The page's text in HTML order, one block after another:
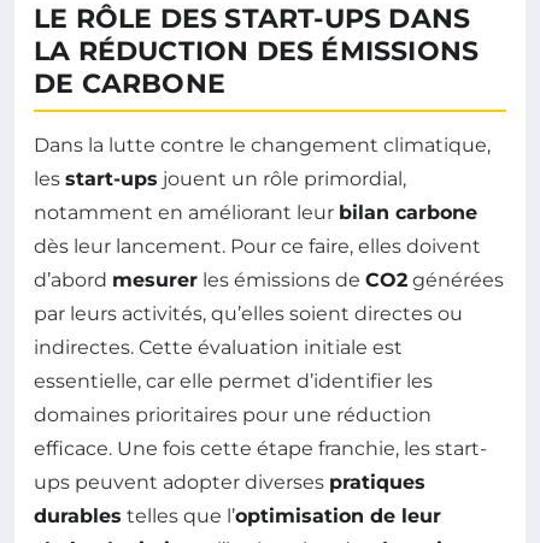
LE RÔLE DES START-UPS DANS
LA RÉDUCTION DES ÉMISSIONS
DE CARBONE
Dans la lutte contre le changement climatique,
les start-ups jouent un rôle primordial,
notamment en améliorant leur bilan carbone
dès leur lancement. Pour ce faire, elles doivent
d’abord mesurer les émissions de CO2 générées
par leurs activités, qu’elles soient directes ou
indirectes. Cette évaluation initiale est
essentielle, car elle permet d’identifier les
domaines prioritaires pour une réduction
efficace. Une fois cette étape franchie, les start-
ups peuvent adopter diverses pratiques
durables telles que l’optimisation de leur